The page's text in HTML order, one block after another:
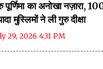
पूर्णिमा का अनोखा नज़ारा,
मुस्लिमों ने ली गुरु दीक्षा
29, 2026 4:31 PM